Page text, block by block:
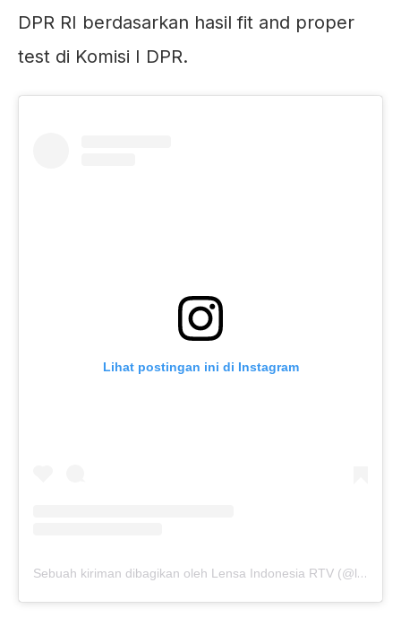
DPR RI berdasarkan hasil fit and proper
test di Komisi I DPR.
Lihat postingan ini di Instagram
Sebuah kiriman dibagikan oleh Lensa Indonesia RTV (@lensaindonesiartv)